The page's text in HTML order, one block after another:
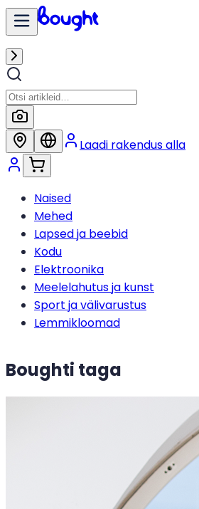
Laadi rakendus alla
Naised
Mehed
Lapsed ja beebid
Kodu
Elektroonika
Meelelahutus ja kunst
Sport ja välivarustus
Lemmikloomad
Boughti taga